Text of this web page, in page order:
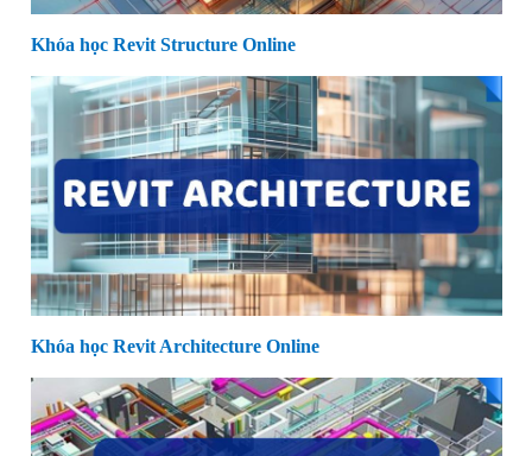
Khóa học Revit Structure Online
Khóa học Revit Architecture Online